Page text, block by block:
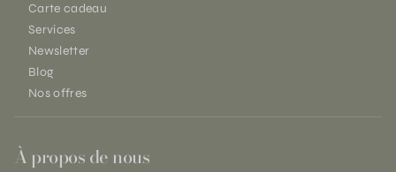
Carte cadeau
Services
Newsletter
Blog
Nos offres
À propos de nous